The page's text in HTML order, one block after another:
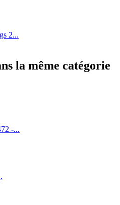
2...
la même catégorie
-...